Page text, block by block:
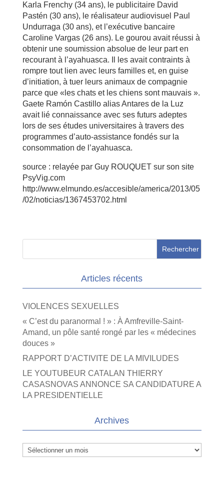
Karla Frenchy (34 ans), le publicitaire David
Pastén (30 ans), le réalisateur audiovisuel Paul
Undurraga (30 ans), et l’exécutive bancaire
Caroline Vargas (26 ans). Le gourou avait réussi à
obtenir une soumission absolue de leur part en
recourant à l’ayahuasca. Il les avait contraints à
rompre tout lien avec leurs familles et, en guise
d’initiation, à tuer leurs animaux de compagnie
parce que «les chats et les chiens sont mauvais ».
Gaete Ramón Castillo alias Antares de la Luz
avait lié connaissance avec ses futurs adeptes
lors de ses études universitaires à travers des
programmes d’auto-assistance fondés sur la
consommation de l’ayahuasca.
source : relayée par Guy ROUQUET sur son site
PsyVig.com
http://www.elmundo.es/accesible/america/2013/05
/02/noticias/1367453702.html
Articles récents
VIOLENCES SEXUELLES
« C’est du paranormal ! » : À Amfreville-Saint-
Amand, un pôle santé rongé par les « médecines
douces »
RAPPORT D’ACTIVITE DE LA MIVILUDES
LE YOUTUBEUR CATALAN THIERRY
CASASNOVAS ANNONCE SA CANDIDATURE A
LA PRESIDENTIELLE
Archives
Archives